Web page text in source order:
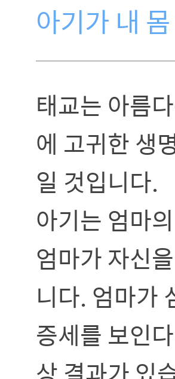
아기가 내
태교는 아름
에 고귀한 생
일 것입니다.
아기는 엄마
엄마가 자신
니다. 엄마가
증세를 보인